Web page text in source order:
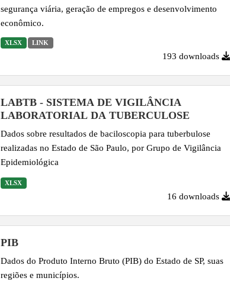
segurança viária, geração de empregos e desenvolvimento
econômico.
XLSX LINK
193 downloads
LABTB - SISTEMA DE VIGILÂNCIA
LABORATORIAL DA TUBERCULOSE
Dados sobre resultados de baciloscopia para tuberbulose
realizadas no Estado de São Paulo, por Grupo de Vigilância
Epidemiológica
XLSX
16 downloads
PIB
Dados do Produto Interno Bruto (PIB) do Estado de SP, suas
regiões e municípios.